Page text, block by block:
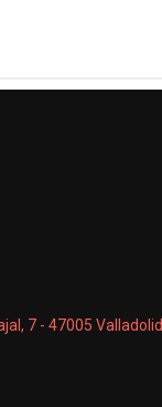
7 - 47005 Valladolid